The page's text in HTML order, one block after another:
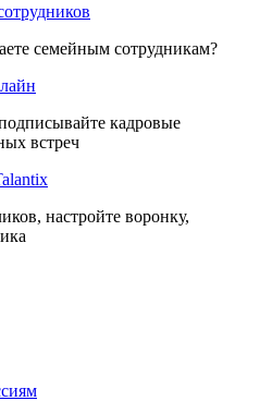
семейным сотрудникам?
кадровые
встреч
настройте воронку,